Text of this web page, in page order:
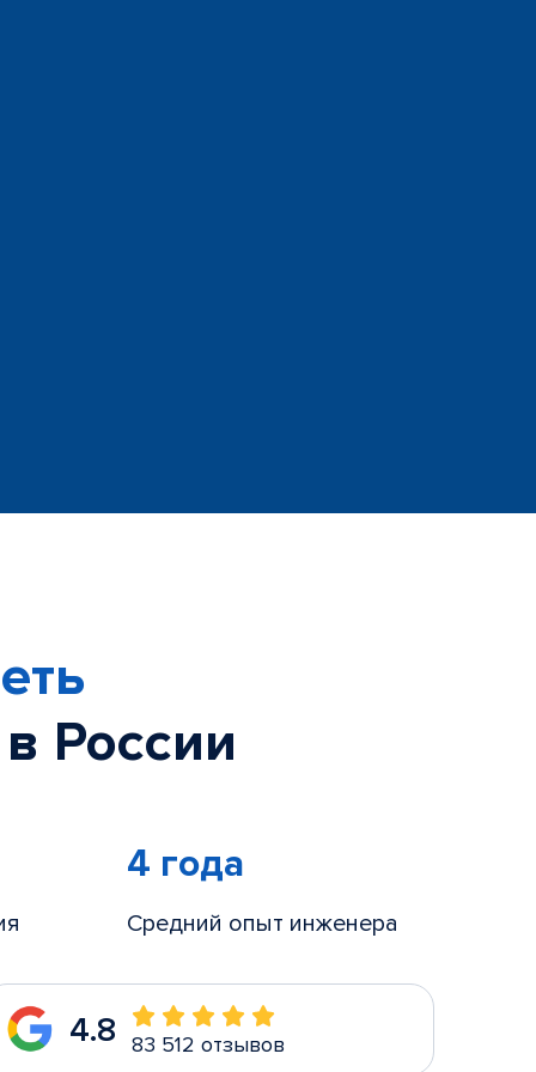
России
4 года
Средний опыт инженера
4.8 83 512 отзывов